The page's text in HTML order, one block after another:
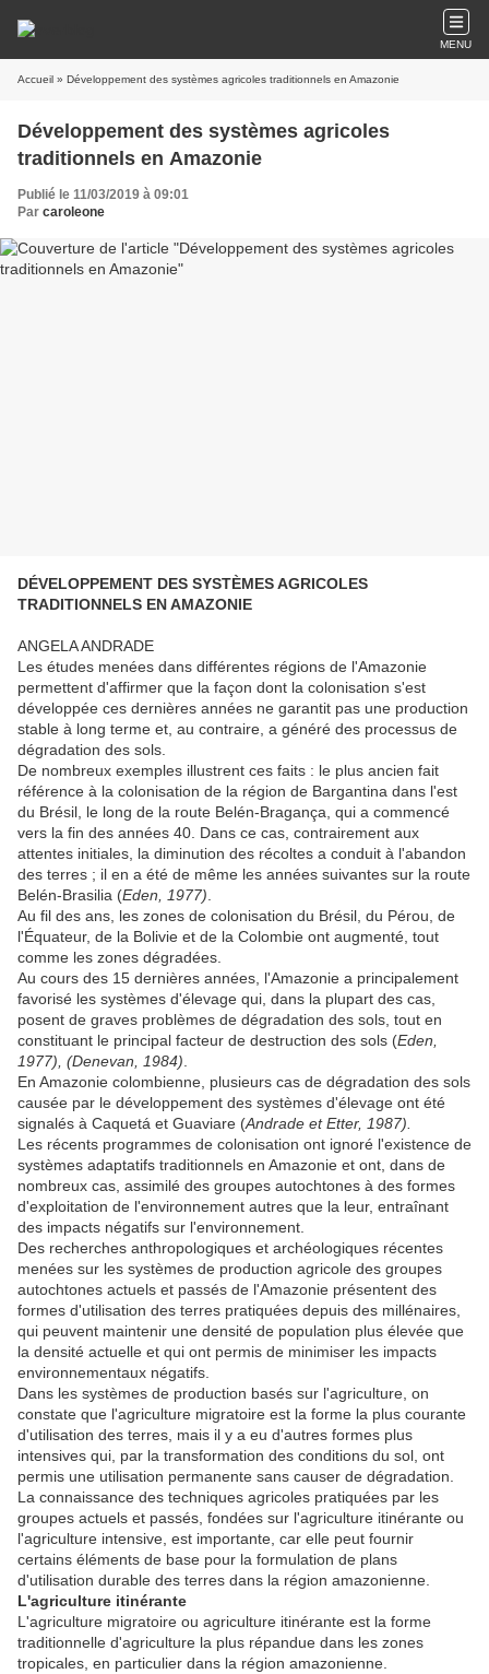
MENU
Accueil » Développement des systèmes agricoles traditionnels en Amazonie
Développement des systèmes agricoles
traditionnels en Amazonie
Publié le 11/03/2019 à 09:01
Par caroleone
DÉVELOPPEMENT DES SYSTÈMES AGRICOLES
TRADITIONNELS EN AMAZONIE
ANGELA ANDRADE
Les études menées dans différentes régions de l'Amazonie
permettent d'affirmer que la façon dont la colonisation s'est
développée ces dernières années ne garantit pas une production
stable à long terme et, au contraire, a généré des processus de
dégradation des sols.
De nombreux exemples illustrent ces faits : le plus ancien fait
référence à la colonisation de la région de Bargantina dans l'est
du Brésil, le long de la route Belén-Bragança, qui a commencé
vers la fin des années 40. Dans ce cas, contrairement aux
attentes initiales, la diminution des récoltes a conduit à l'abandon
des terres ; il en a été de même les années suivantes sur la route
Belén-Brasilia (Eden, 1977)
Au fil des ans, les zones de colonisation du Brésil, du Pérou, de
l'Équateur, de la Bolivie et de la Colombie ont augmenté, tout
comme les zones dégradées.
Au cours des 15 dernières années, l'Amazonie a principalement
favorisé les systèmes d'élevage qui, dans la plupart des cas,
posent de graves problèmes de dégradation des sols, tout en
constituant le principal facteur de destruction des sols (Eden,
1977), (Denevan, 1984)
En Amazonie colombienne, plusieurs cas de dégradation des sols
causée par le développement des systèmes d'élevage ont été
signalés à Caquetá et Guaviare (Andrade et Etter, 1987).
Les récents programmes de colonisation ont ignoré l'existence de
systèmes adaptatifs traditionnels en Amazonie et ont, dans de
nombreux cas, assimilé des groupes autochtones à des formes
d'exploitation de l'environnement autres que la leur, entraînant
des impacts négatifs sur l'environnement.
Des recherches anthropologiques et archéologiques récentes
menées sur les systèmes de production agricole des groupes
autochtones actuels et passés de l'Amazonie présentent des
formes d'utilisation des terres pratiquées depuis des millénaires,
qui peuvent maintenir une densité de population plus élevée que
la densité actuelle et qui ont permis de minimiser les impacts
environnementaux négatifs.
Dans les systèmes de production basés sur l'agriculture, on
constate que l'agriculture migratoire est la forme la plus courante
d'utilisation des terres, mais il y a eu d'autres formes plus
intensives qui, par la transformation des conditions du sol, ont
permis une utilisation permanente sans causer de dégradation.
La connaissance des techniques agricoles pratiquées par les
groupes actuels et passés, fondées sur l'agriculture itinérante ou
l'agriculture intensive, est importante, car elle peut fournir
certains éléments de base pour la formulation de plans
d'utilisation durable des terres dans la région amazonienne.
L'agriculture itinérante
L'agriculture migratoire ou agriculture itinérante est la forme
traditionnelle d'agriculture la plus répandue dans les zones
tropicales, en particulier dans la région amazonienne.